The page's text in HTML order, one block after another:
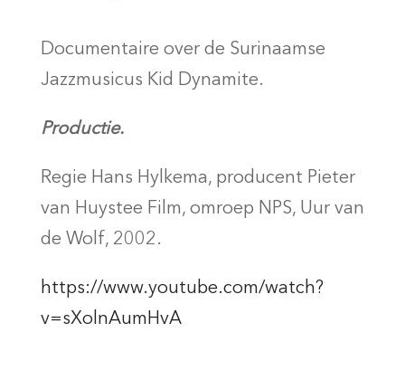
Documentaire over de Surinaamse
Jazzmusicus Kid Dynamite.
Productie.
Regie Hans Hylkema, producent Pieter
van Huystee Film, omroep NPS, Uur van
de Wolf, 2002.
https://www.youtube.com/watch?
v=sXolnAumHvA